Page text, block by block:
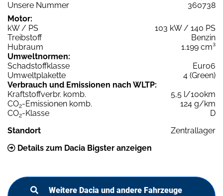
Unsere Nummer
360738
Motor:
kW / PS
103 kW / 140 PS
Treibstoff
Benzin
Hubraum
1.199 cm³
Umweltnormen:
Schadstoffklasse
Euro6
Umweltplakette
4 (Green)
Verbrauch und Emissionen nach WLTP:
Kraftstoffverbr. komb.
5,5 l/100km
CO2-Emissionen komb.
124 g/km
CO2-Klasse
D
Standort
Zentrallager
Details zum Dacia Bigster anzeigen
Weitere Dacia und andere Fahrzeuge